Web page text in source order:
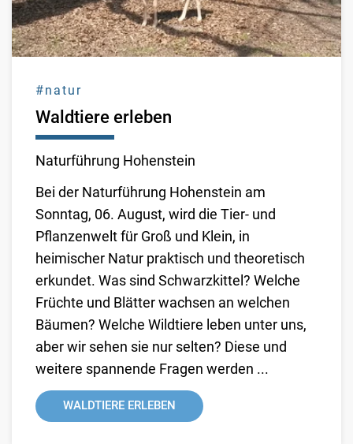
#natur
Waldtiere erleben
Naturführung Hohenstein
Bei der Naturführung Hohenstein am
Sonntag, 06. August, wird die Tier- und
Pflanzenwelt für Groß und Klein, in
heimischer Natur praktisch und theoretisch
erkundet. Was sind Schwarzkittel? Welche
Früchte und Blätter wachsen an welchen
Bäumen? Welche Wildtiere leben unter uns,
aber wir sehen sie nur selten? Diese und
weitere spannende Fragen werden ...
WALDTIERE ERLEBEN